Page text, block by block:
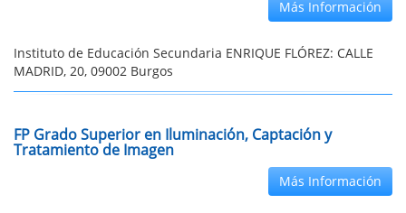
Más Información
Instituto de Educación Secundaria ENRIQUE FLÓREZ: CALLE
MADRID, 20, 09002 Burgos
FP Grado Superior en Iluminación, Captación y
Tratamiento de Imagen
Más Información